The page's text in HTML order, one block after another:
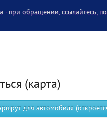
- при обращении, ссылайтесь,
(карта)
для автомобиля